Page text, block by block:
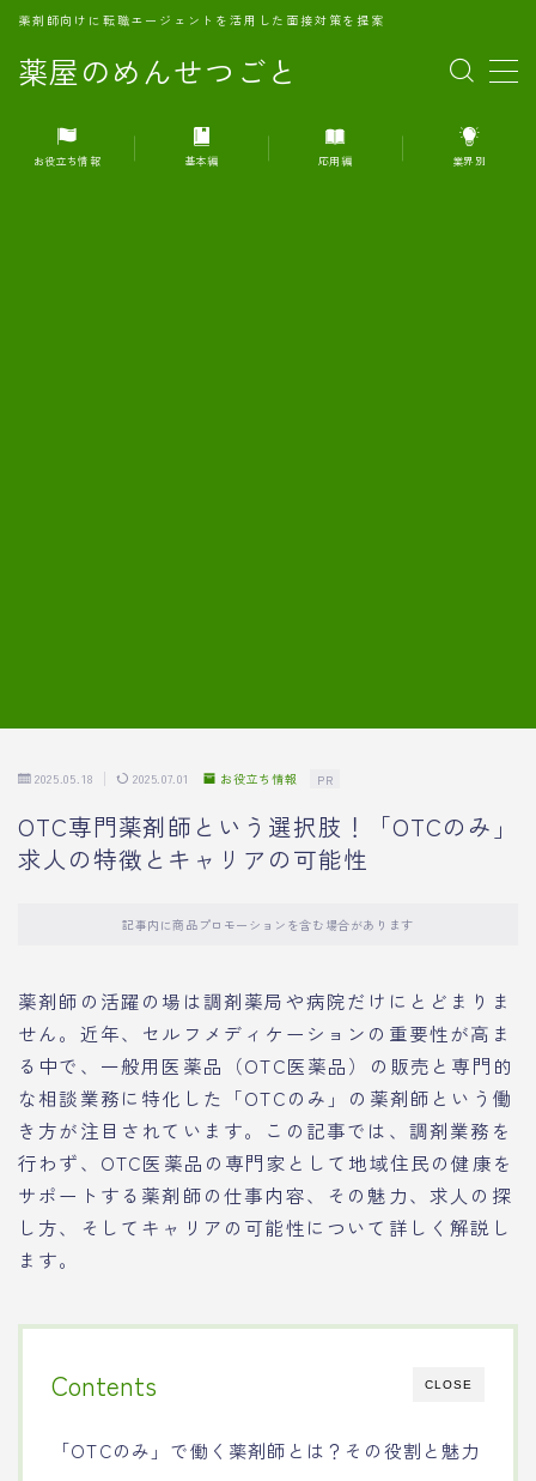
薬屋のめんせつごと
薬剤師向けに転職エージェントを活用した面接対策を提案
MENU
1.転職エージェントとは何か？
お役立ち情報 基本編 応用編 業界別
2025.05.18 2025.07.01 お役立ち情報 PR
OTC専門薬剤師という選択肢！「OTCのみ」
求人の特徴とキャリアの可能性
記事内に商品プロモーションを含む場合があります
薬剤師の活躍の場は調剤薬局や病院だけにとどまりま
せん。近年、セルフメディケーションの重要性が高ま
る中で、一般用医薬品（OTC医薬品）の販売と専門的
な相談業務に特化した「OTCのみ」の薬剤師という働
き方が注目されています。この記事では、調剤業務を
行わず、OTC医薬品の専門家として地域住民の健康を
サポートする薬剤師の仕事内容、その魅力、求人の探
し方、そしてキャリアの可能性について詳しく解説し
ます。
CLOSE
Contents
「OTCのみ」で働く薬剤師とは？その役割と魅力